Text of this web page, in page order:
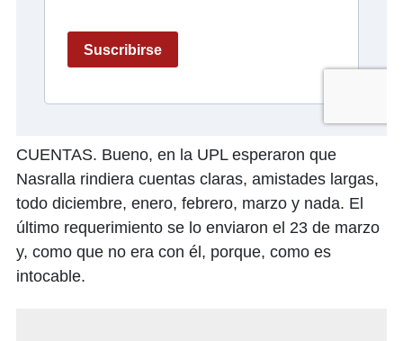
CUENTAS. Bueno, en la UPL esperaron que
Nasralla rindiera cuentas claras, amistades largas,
todo diciembre, enero, febrero, marzo y nada. El
último requerimiento se lo enviaron el 23 de marzo
y, como que no era con él, porque, como es
intocable.